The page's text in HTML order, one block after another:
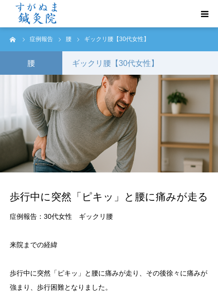
症例報告 腰 ギックリ腰【30代女性】
腰 ギックリ腰【30代女性】
歩行中に突然「ピキッ」と腰に痛みが走る
症例報告：30代女性 ギックリ腰
来院までの経緯
歩行中に突然「ピキッ」と腰に痛みが走り、その後徐々に痛みが
強まり、歩行困難となりました。
初めての方へ
診療案内
トリガーポイント鍼治療
よくあるご質問
ご予約・お問い合わせ